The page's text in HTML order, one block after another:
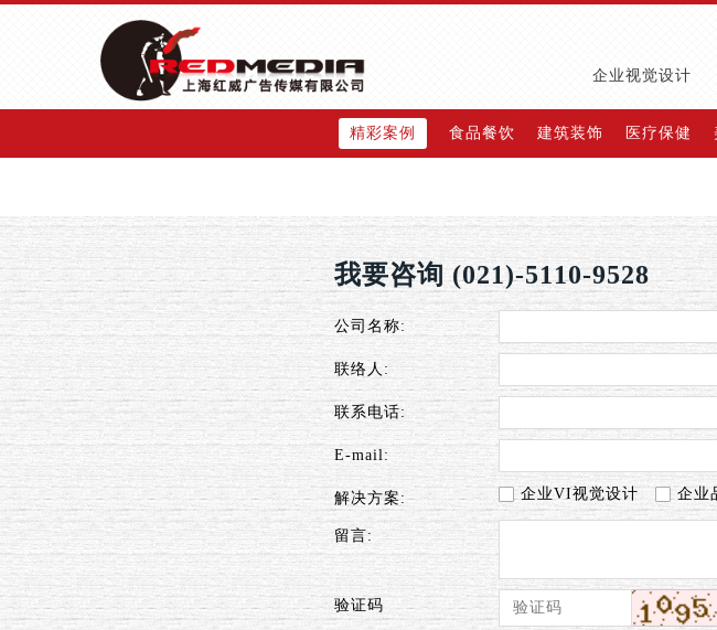
企业视觉设计
精彩案例 食品餐饮 建筑装饰 医疗保健
我要咨询 (021)-5110-9528
公司名称:
联络人:
联系电话:
E-mail:
解决方案: 企业VI视觉设计 企业
留言:
验证码